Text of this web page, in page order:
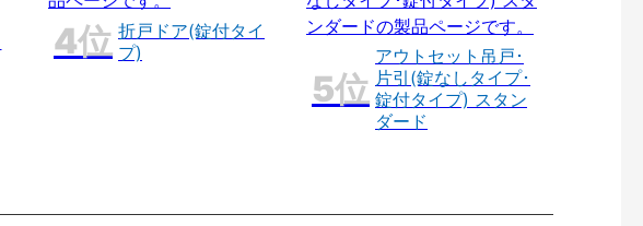
折戸ドア(錠付タイ
プ)
アウトセット吊戸･
片引(錠なしタイプ･
錠付タイプ) スタン
ダード